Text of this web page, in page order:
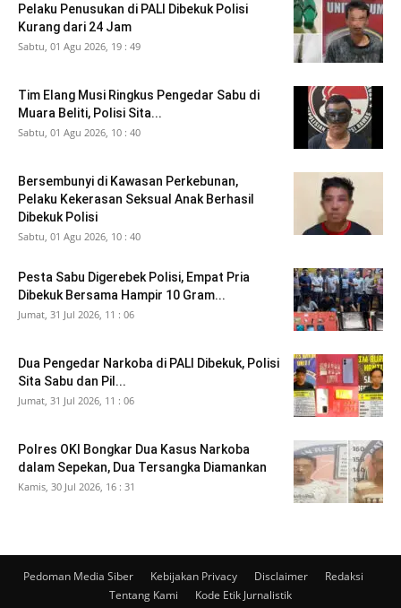
Pelaku Penusukan di PALI Dibekuk Polisi
Kurang dari 24 Jam
Sabtu, 01 Agu 2026, 19 : 49
Tim Elang Musi Ringkus Pengedar Sabu di
Muara Beliti, Polisi Sita...
Sabtu, 01 Agu 2026, 10 : 40
Bersembunyi di Kawasan Perkebunan,
Pelaku Kekerasan Seksual Anak Berhasil
Dibekuk Polisi
Sabtu, 01 Agu 2026, 10 : 40
Pesta Sabu Digerebek Polisi, Empat Pria
Dibekuk Bersama Hampir 10 Gram...
Jumat, 31 Jul 2026, 11 : 06
Dua Pengedar Narkoba di PALI Dibekuk, Polisi
Sita Sabu dan Pil...
Jumat, 31 Jul 2026, 11 : 06
Polres OKI Bongkar Dua Kasus Narkoba
dalam Sepekan, Dua Tersangka Diamankan
Kamis, 30 Jul 2026, 16 : 31
Pedoman Media Siber Kebijakan Privacy Disclaimer
Redaksi
Tentang Kami
Kode Etik Jurnalistik